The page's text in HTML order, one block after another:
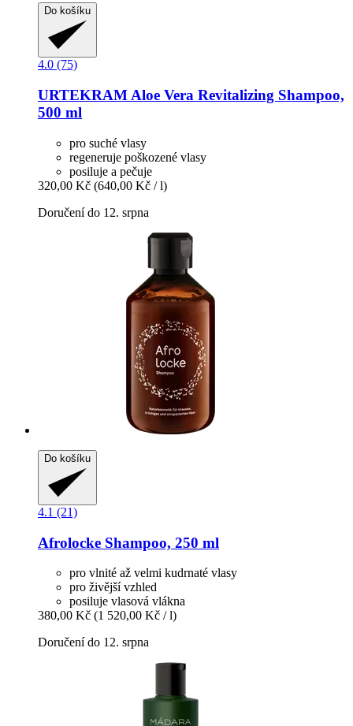
Do košíku
4.0 (75)
URTEKRAM Aloe Vera Revitalizing Shampoo,
500 ml
pro suché vlasy
regeneruje poškozené vlasy
posiluje a pečuje
320,00 Kč (640,00 Kč / l)
Doručení do 12. srpna
Do košíku
4.1 (21)
Afrolocke Shampoo, 250 ml
pro vlnité až velmi kudrnaté vlasy
pro živější vzhled
posiluje vlasová vlákna
380,00 Kč (1 520,00 Kč / l)
Doručení do 12. srpna